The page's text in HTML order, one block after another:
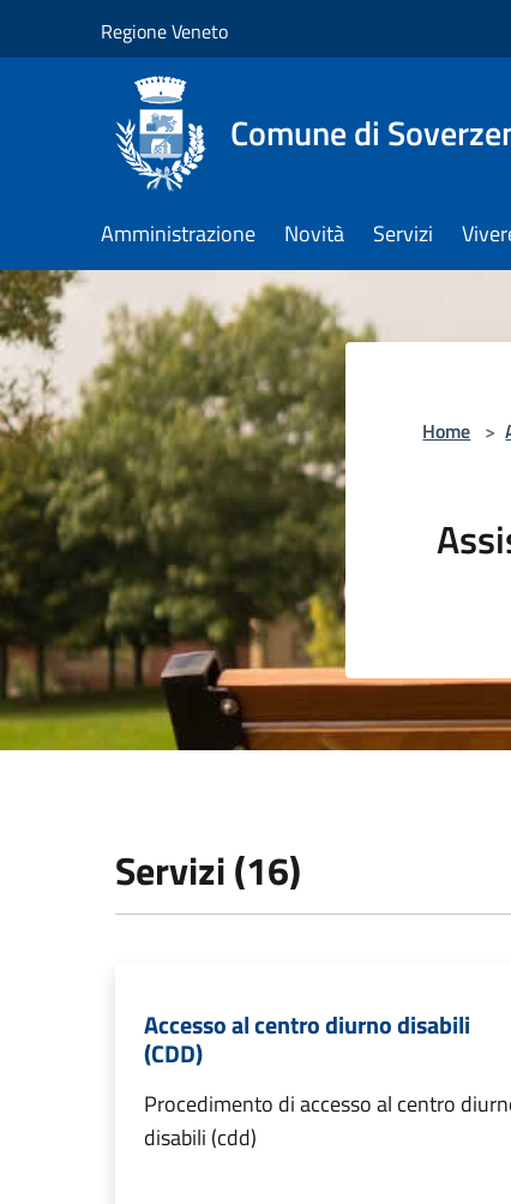
Regione Veneto
Comune di
Amministrazione Novità Servizi
Home >
Servizi (16)
Accesso al centro diurno disabili
(CDD)
Procedimento di accesso al centro
disabili (cdd)